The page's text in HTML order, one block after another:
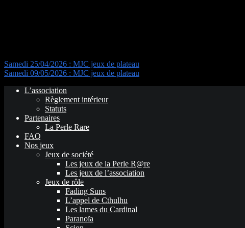
Samedi 25/04/2026 : MJC jeux de plateau
Samedi 09/05/2026 : MJC jeux de plateau
L’association
Règlement intérieur
Statuts
Partenaires
La Perle Rare
FAQ
Nos jeux
Jeux de société
Les jeux de la Perle R@re
Les jeux de l’association
Jeux de rôle
Fading Suns
L’appel de Cthulhu
Les lames du Cardinal
Paranoïa